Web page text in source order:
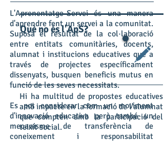
L'Aprenentatge-Servei és una manera
d'aprendre fent un servei a la comunitat.
Suposa el resultat de la col·laboració
entre entitats comunitàries, docents,
alumnat i institucions educatives que a
través de projectes específicament
dissenyats, busquen beneficis mutus en
funció de les seves necessitats.
Es pot considerar com un moviment
d'innovació educativa però també un
mecanisme de transferència de
coneixement i responsabilitat
Què no és l'ApS?
Hi ha multitud de propostes educatives
amb impacte en la formació de l'alumnat
que compten amb la participació del
teixit social.